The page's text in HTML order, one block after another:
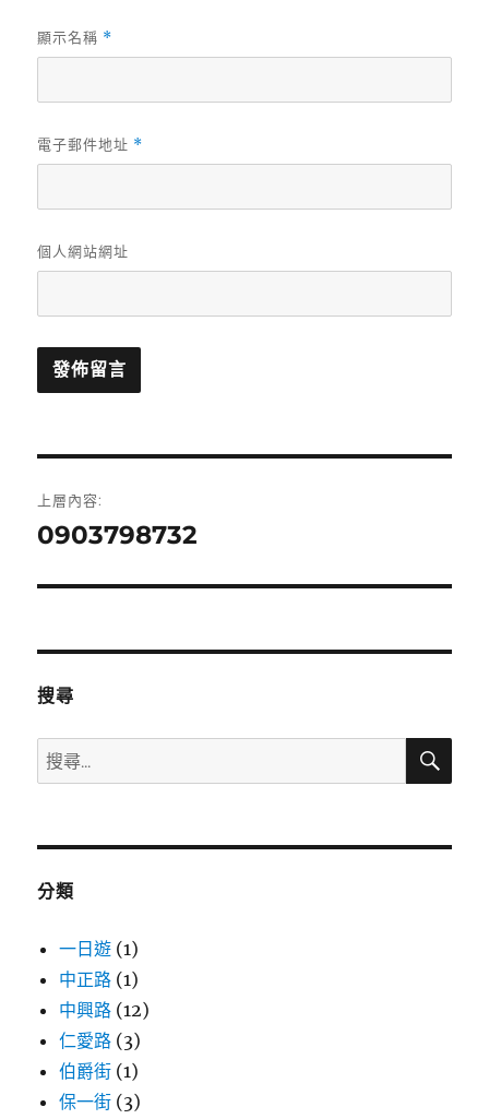
顯示名稱 *
電子郵件地址 *
個人網站網址
章
上層內容:
0903798732
搜尋
搜
尋
鍵
搜
分類
一日遊 (1)
中正路 (1)
中興路 (12)
仁愛路 (3)
伯爵街 (1)
保一街 (3)